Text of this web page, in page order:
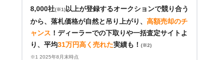
8,000社(※1) 以上が登録するオークションで競り合う
から、落札価格が自然と吊り上がり、 高額売却のチ
ャンス ！ ディーラーでの下取りや一括査定サイトよ
り、平均31万円高く売れた実績も！ (※2)
※1 2025年8月末時点